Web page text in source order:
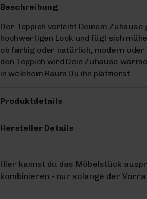
Beschreibung
Der Teppich verleiht Deinem Zuhause
hochwertigen Look und fügt sich
ob farbig oder natürlich, modern oder
den Teppich wird Dein Zuhause
in welchem Raum Du ihn platzierst.
Produktdetails
Hersteller Details
Hier kannst du das Möbelstück
kombinieren - nur solange der